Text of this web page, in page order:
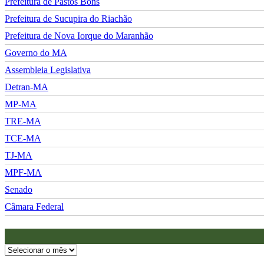
Prefeitura de Sucupira do Riachão
Prefeitura de Nova Iorque do Maranhão
Governo do MA
Assembleia Legislativa
Detran-MA
MP-MA
TRE-MA
TCE-MA
TJ-MA
MPF-MA
Senado
Câmara Federal
Arquivos